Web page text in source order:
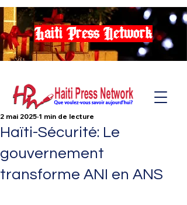
Haiti Press Network
Haïti-Sécurité: Le
gouvernement
transforme ANI en ANS
2 mai 2025 1 min de lecture